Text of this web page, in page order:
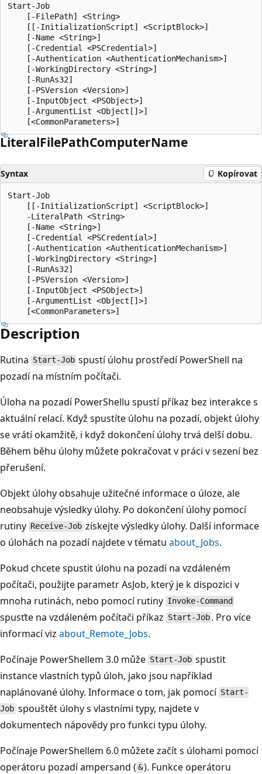
Start-Job
    [-FilePath] <String>
    [[-InitializationScript] <ScriptBlock>]
    [-Name <String>]
    [-Credential <PSCredential>]
    [-Authentication <AuthenticationMechanism>]
    [-WorkingDirectory <String>]
    [-RunAs32]
    [-PSVersion <Version>]
    [-InputObject <PSObject>]
    [-ArgumentList <Object[]>]
LiteralFilePathComputerName
Syntax Kopírovat
Start-Job
    [[-InitializationScript] <ScriptBlock>]
    -LiteralPath <String>
    [-Name <String>]
    [-Credential <PSCredential>]
    [-Authentication <AuthenticationMechanism>]
    [-WorkingDirectory <String>]
    [-RunAs32]
    [-PSVersion <Version>]
    [-InputObject <PSObject>]
    [-ArgumentList <Object[]>]
Description
Rutina Start-Job spustí úlohu prostředí PowerShell na
pozadí na místním počítači.
Úloha na pozadí PowerShellu spustí příkaz bez interakce s
aktuální relací. Když spustíte úlohu na pozadí, objekt úlohy
se vrátí okamžitě, i když dokončení úlohy trvá delší dobu.
Během běhu úlohy můžete pokračovat v práci v sezení bez
přerušení.
Objekt úlohy obsahuje užitečné informace o úloze, ale
neobsahuje výsledky úlohy. Po dokončení úlohy pomocí
rutiny Receive-Job získejte výsledky úlohy. Další informace
o úlohách na pozadí najdete v tématu about_Jobs.
Pokud chcete spustit úlohu na pozadí na vzdáleném
počítači, použijte parametrAsJob, který je k dispozici v
mnoha rutinách, nebo pomocí rutiny Invoke-Command
spusťte na vzdáleném počítači příkaz Start-Job . Pro více
informací viz about_Remote_Jobs.
Počínaje PowerShellem 3.0 může Start-Job spustit
instance vlastních typů úloh, jako jsou například
naplánované úlohy. Informace o tom, jak pomocí Start-
Job spouštět úlohy s vlastními typy, najdete v
dokumentech nápovědy pro funkci typu úlohy.
Počínaje PowerShellem 6.0 můžete začít s úlohami pomocí
operátoru pozadí ampersand ( &). Funkce operátoru